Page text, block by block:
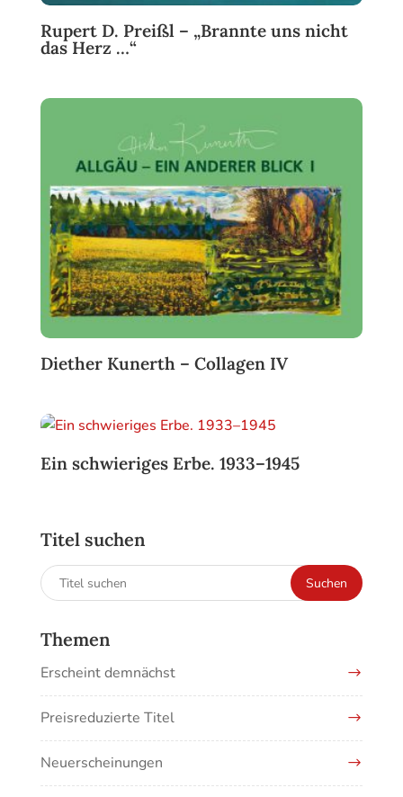
Rupert D. Preißl – „Brannte uns nicht
das Herz …“
Diether Kunerth – Collagen IV
Ein schwieriges Erbe. 1933–1945
Titel suchen
Suchen
nach:
Suchen
Themen
Erscheint demnächst
Preisreduzierte Titel
Neuerscheinungen